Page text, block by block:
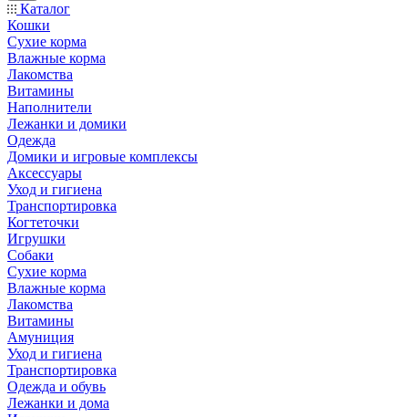
Каталог
Кошки
Сухие корма
Влажные корма
Лакомства
Витамины
Наполнители
Лежанки и домики
Одежда
Домики и игровые комплексы
Аксессуары
Уход и гигиена
Транспортировка
Когтеточки
Игрушки
Собаки
Сухие корма
Влажные корма
Лакомства
Витамины
Амуниция
Уход и гигиена
Транспортировка
Одежда и обувь
Лежанки и дома